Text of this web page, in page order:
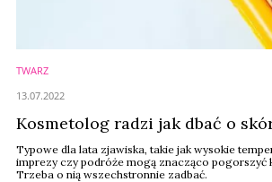
TWARZ
Kosmetolog radzi jak dbać o
Typowe dla lata zjawiska, takie jak wysokie
imprezy czy podróże mogą znacząco pogorszyć
Trzeba o nią wszechstronnie zadbać.
13.07.2022